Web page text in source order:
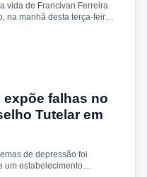
vida de Francivan Ferreira
na manhã desta terça-feira
seguia de
Areias–Santa Rita quando
da ponte de
um poste. A vítima
ainda no local. A esposa,
do Hospital Municipal
de praxe.
falhas no
Tutelar em
de depressão foi
um estabelecimento